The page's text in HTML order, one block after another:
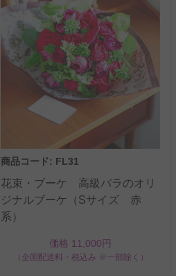
商品コード: FL31
花束・ブーケ 高級バラのオリ
ジナルブーケ（Sサイズ 赤
系）
価格 11,000円
（全国配送料・税込み ※一部除く）